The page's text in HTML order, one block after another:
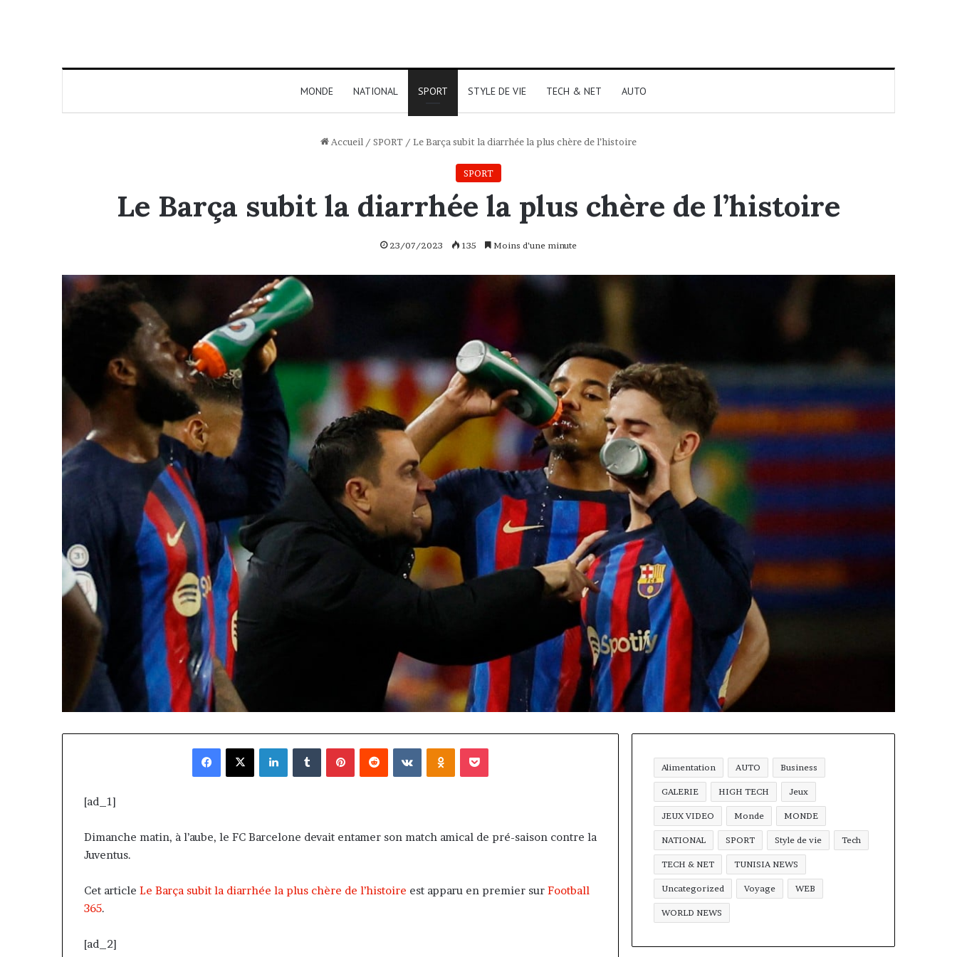
MONDE NATIONAL SPORT STYLE DE VIE TECH & NET AUTO
Accueil / SPORT / Le Barça subit la diarrhée la plus chère de l’histoire
SPORT
Le Barça subit la diarrhée la plus chère de l’histoire
23/07/2023 135 Moins d’une minute
Facebook
X LinkedinTumblrPinterestReddit VKontakteOdnoklassniki
Pocket
[ad_1]
Dimanche matin, à l’aube, le FC Barcelone devait entamer son match amical de pré-saison contre la
Juventus.
Cet article Le Barça subit la diarrhée la plus chère de l’histoire est apparu en premier sur Football
365.
[ad_2]
Alimentation AUTO Business
GALERIE HIGH TECH Jeux
JEUX VIDEO Monde MONDE
NATIONAL SPORT Style de vie Tech
TECH & NET TUNISIA NEWS
Uncategorized Voyage WEB
WORLD NEWS